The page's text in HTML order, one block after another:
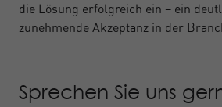
die Lösung erfolgreich ein – ein
zunehmende Akzeptanz in der
Sprechen Sie uns